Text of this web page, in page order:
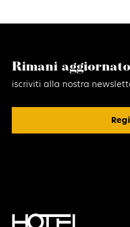
Rimani
iscriviti alla nostra